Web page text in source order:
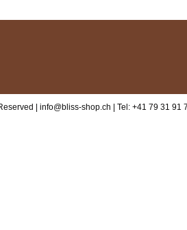
| info@bliss-shop.ch | Tel: +41 79 31 91